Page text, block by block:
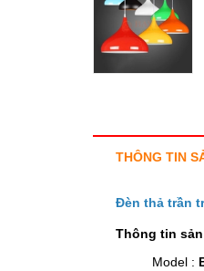
THÔNG TIN
Đèn thả trần
Thông tin
Model :